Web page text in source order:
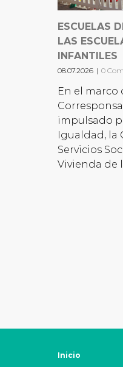
ESCUELAS
LAS
INFANTILES
08.07.2026 | 0
En el marco
impulsado
Igualdad, la
Servicios
Vivienda de
Inicio